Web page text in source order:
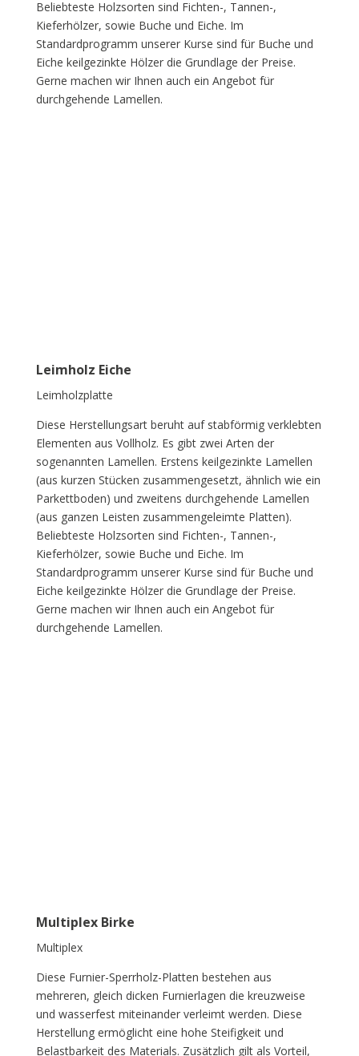
Beliebteste Holzsorten sind Fichten-, Tannen-,
Kieferhölzer, sowie Buche und Eiche. Im
Standardprogramm unserer Kurse sind für Buche und
Eiche keilgezinkte Hölzer die Grundlage der Preise.
Gerne machen wir Ihnen auch ein Angebot für
durchgehende Lamellen.
Leimholz Eiche
Leimholzplatte
Diese Herstellungsart beruht auf stabförmig verklebten
Elementen aus Vollholz. Es gibt zwei Arten der
sogenannten Lamellen. Erstens keilgezinkte Lamellen
(aus kurzen Stücken zusammengesetzt, ähnlich wie ein
Parkettboden) und zweitens durchgehende Lamellen
(aus ganzen Leisten zusammengeleimte Platten).
Beliebteste Holzsorten sind Fichten-, Tannen-,
Kieferhölzer, sowie Buche und Eiche. Im
Standardprogramm unserer Kurse sind für Buche und
Eiche keilgezinkte Hölzer die Grundlage der Preise.
Gerne machen wir Ihnen auch ein Angebot für
durchgehende Lamellen.
Multiplex Birke
Multiplex
Diese Furnier-Sperrholz-Platten bestehen aus
mehreren, gleich dicken Furnierlagen die kreuzweise
und wasserfest miteinander verleimt werden. Diese
Herstellung ermöglicht eine hohe Steifigkeit und
Belastbarkeit des Materials. Zusätzlich gilt als Vorteil,